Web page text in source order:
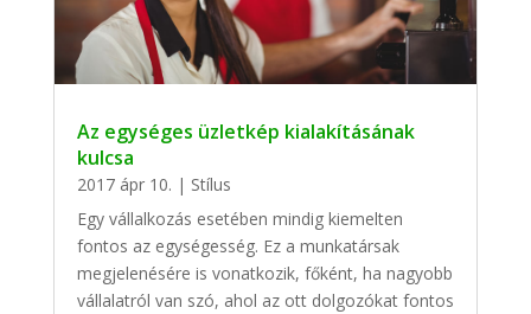
Az egységes üzletkép kialakításának
kulcsa
2017 ápr 10. | Stílus
Egy vállalkozás esetében mindig kiemelten
fontos az egységesség. Ez a munkatársak
megjelenésére is vonatkozik, főként, ha nagyobb
vállalatról van szó, ahol az ott dolgozókat fontos